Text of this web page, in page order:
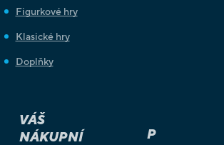
Figurkové hry
Klasické hry
Doplňky
VÁŠ
NÁKUPNÍ
P